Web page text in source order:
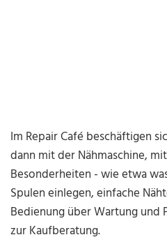
Im Repair Café beschäftigen
dann mit der Nähmaschine,
Besonderheiten - wie etwa
Spulen einlegen, einfache
Bedienung über Wartung und
zur Kaufberatung.